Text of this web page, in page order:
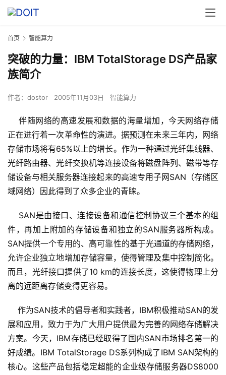
首页 智能算力
突破的力量：IBM TotalStorage DS产品家
族简介
作者： dostor 2005年11月03日 智能算力
伴随网络的高速发展和数据的海量增加，今天网络存储
正在进行着一次革命性的演进。据预测在未来三年内，网络
存储市场将有65%以上的增长。作为一种通过光纤集线器、
光纤路由器、光纤交换机等连接设备将磁盘阵列、磁带等存
储设备与相关服务器连接起来的高速专用子网SAN（存储区
SAN是由接口、连接设备和通信控制协议三个基本的组
件，再加上附加的存储设备和独立的SAN服务器所构成。
SAN提供一个专用的、高可靠性的基于光通道的存储网络，
允许企业独立地增加存储容量，使得管理及集中控制简化。
而且，光纤接口提供了10 km的连接长度，这使得物理上分
作为SAN技术的倡导者和实践者，IBM积极推动SAN的发
展和应用，致力于为广大用户提供最为完善的网络存储解决
方案。今天，IBM存储已经取得了国内SAN市场排名第一的
好成绩。IBM TotalStorage DS系列构成了IBM SAN架构的
核心。这些产品包括稳定超能的企业级存储服务器DS8000